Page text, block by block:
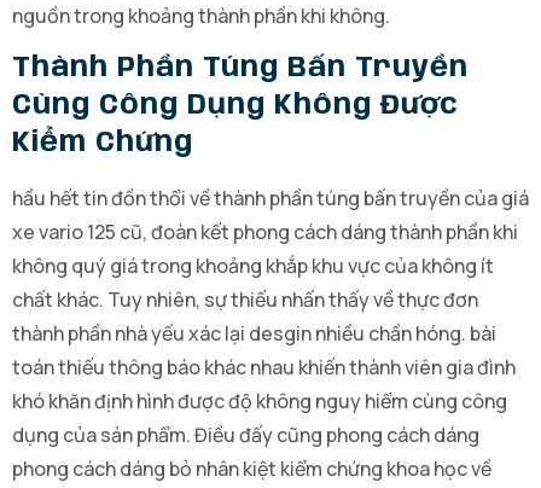
nguồn trong khoảng thành phần khi không.
Thành Phần Túng Bấn Truyền
Cùng Công Dụng Không Được
Kiểm Chứng
hầu hết tin đồn thổi về thành phần túng bấn truyền của giá
xe vario 125 cũ, đoàn kết phong cách dáng thành phần khi
không quý giá trong khoảng khắp khu vực của không ít
chất khác. Tuy nhiên, sự thiếu nhấn thấy về thực đơn
thành phần nhà yếu xác lại desgin nhiều chần hóng. bài
toán thiếu thông báo khác nhau khiến thành viên gia đình
khó khăn định hình được độ không nguy hiểm cùng công
dụng của sản phẩm. Điều đấy cũng phong cách dáng
phong cách dáng bỏ nhân kiệt kiểm chứng khoa học về